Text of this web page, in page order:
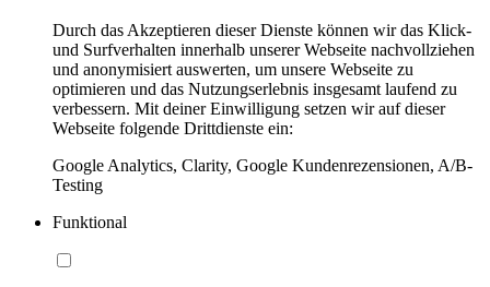
Durch das Akzeptieren dieser Dienste können wir das Klick-
und Surfverhalten innerhalb unserer Webseite nachvollziehen
und anonymisiert auswerten, um unsere Webseite zu
optimieren und das Nutzungserlebnis insgesamt laufend zu
verbessern. Mit deiner Einwilligung setzen wir auf dieser
Webseite folgende Drittdienste ein:
Google Analytics, Clarity, Google Kundenrezensionen, A/B-
Testing
Funktional